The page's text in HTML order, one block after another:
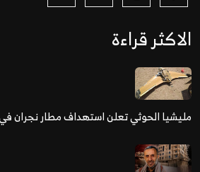
الاكثر قراءة
مليشيا الحوثي تعلن استهداف مطار نجران